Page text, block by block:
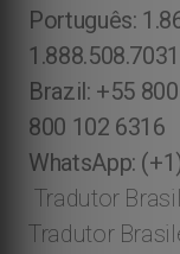
Português:
Brazil: +55
800 102 6316
WhatsApp:
Tradutor
Tradutor